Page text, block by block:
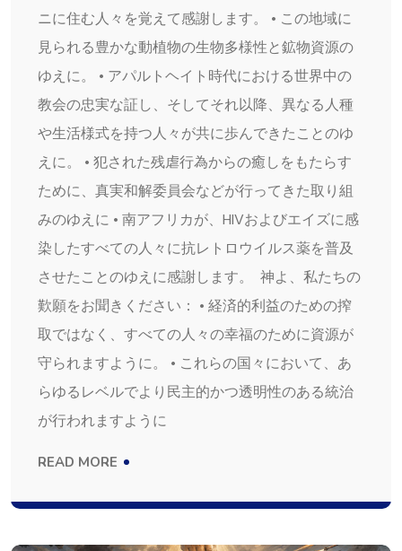
ニに住む人々を覚えて感謝します。 • この地域に
見られる豊かな動植物の生物多様性と鉱物資源の
ゆえに。 • アパルトヘイト時代における世界中の
教会の忠実な証し、そしてそれ以降、異なる人種
や生活様式を持つ人々が共に歩んできたことのゆ
えに。 • 犯された残虐行為からの癒しをもたらす
ために、真実和解委員会などが行ってきた取り組
みのゆえに • 南アフリカが、HIVおよびエイズに感
染したすべての人々に抗レトロウイルス薬を普及
させたことのゆえに感謝します。 神よ、私たちの
歎願をお聞きください： • 経済的利益のための搾
取ではなく、すべての人々の幸福のために資源が
守られますように。 • これらの国々において、あ
らゆるレベルでより民主的かつ透明性のある統治
が行われますように
READ MORE